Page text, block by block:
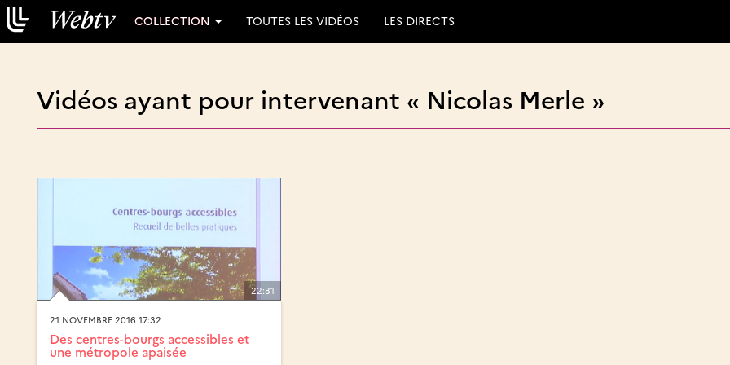
COLLECTION TOUTES LES VIDÉOS LES DIRECTS
Vidéos ayant pour intervenant « Nicolas Merle »
22:31
21 NOVEMBRE 2016 17:32
Des centres-bourgs accessibles et
une métropole apaisée